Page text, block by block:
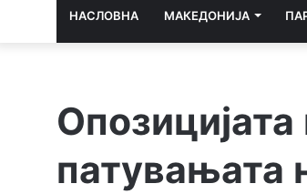
НАСЛОВНА МАКЕДОНИЈА
патувањата